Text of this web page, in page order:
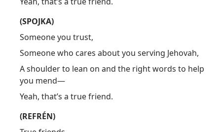
(SPOJKA)
Someone you trust,
Someone who cares about you serving Jehovah,
A shoulder to lean on and the right words to help
you mend​—
Yeah, that’s a true friend.
(REFRÉN)